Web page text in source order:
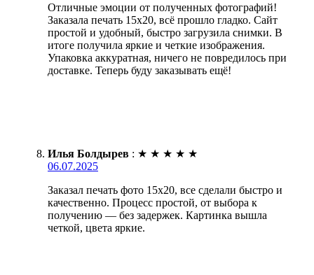
Отличные эмоции от полученных фотографий!
Заказала печать 15х20, всё прошло гладко. Сайт
простой и удобный, быстро загрузила снимки. В
итоге получила яркие и четкие изображения.
Упаковка аккуратная, ничего не повредилось при
доставке. Теперь буду заказывать ещё!
Илья Болдырев : ★ ★ ★ ★ ★
06.07.2025
Заказал печать фото 15х20, все сделали быстро и
качественно. Процесс простой, от выбора к
получению — без задержек. Картинка вышла
четкой, цвета яркие.